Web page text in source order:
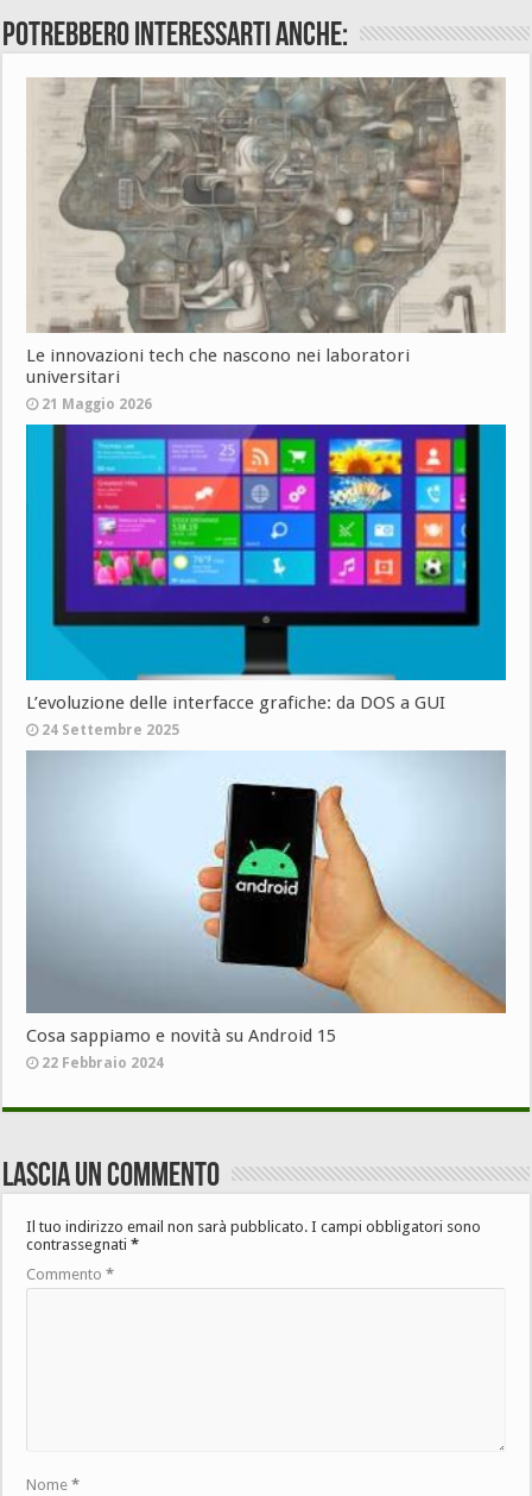
Potrebbero interessarti anche:
Le innovazioni tech che nascono nei laboratori
universitari
21 Maggio 2026
L’evoluzione delle interfacce grafiche: da DOS a GUI
24 Settembre 2025
Cosa sappiamo e novità su Android 15
22 Febbraio 2024
Lascia un commento
Il tuo indirizzo email non sarà pubblicato. I campi obbligatori sono
contrassegnati*
Commento*
Nome*